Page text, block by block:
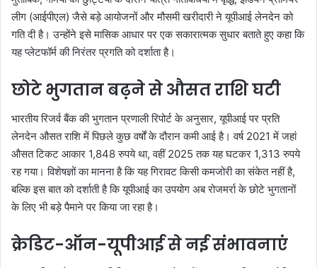
लीग (आईपीएल) जैसे बड़े आयोजनों और मौसमी खरीदारी ने यूपीआई लेनदेन को
गति दी है। उन्होंने इसे मासिक आधार पर एक सकारात्मक सुधार बताते हुए कहा कि
यह प्लेटफॉर्म की निरंतर प्रगति को दर्शाता है।
छोटे भुगतान बढ़ने से औसत राशि घटी
भारतीय रिजर्व बैंक की भुगतान प्रणाली रिपोर्ट के अनुसार, यूपीआई पर प्रति
लेनदेन औसत राशि में पिछले कुछ वर्षों के दौरान कमी आई है। वर्ष 2021 में जहां
औसत टिकट आकार 1,848 रुपये था, वहीं 2025 तक यह घटकर 1,313 रुपये
रह गया। विशेषज्ञों का मानना है कि यह गिरावट किसी कमजोरी का संकेत नहीं है,
बल्कि इस बात को दर्शाती है कि यूपीआई का उपयोग अब रोजमर्रा के छोटे भुगतानों
के लिए भी बड़े पैमाने पर किया जा रहा है।
क्रेडिट-ऑन-यूपीआई से नई संभावनाएं